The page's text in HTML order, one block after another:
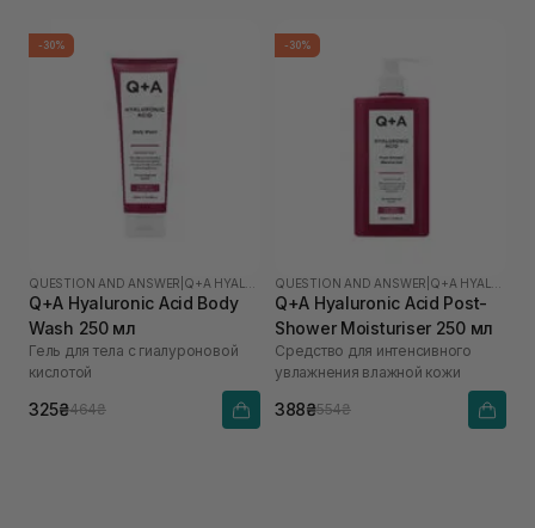
-30%
QUESTION AND ANSWER
Q+A Hyaluronic Acid Body
Wash 250 мл
Гель для тела с гиалуроновой
кислотой
325₴464₴
-30%
QUESTION AND ANSWER
Q+A Hyaluronic Acid Post-
Shower Moisturiser 250 мл
Средство для интенсивного
увлажнения влажной кожи
388₴554₴